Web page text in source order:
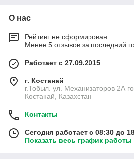
О нас
Рейтинг не сформирован
Менее 5 отзывов за последний
Работает с 27.09.2015
г. Костанай
г.Тобыл. ул. Механизаторов 2А
Костанай, Казахстан
Контакты
Сегодня работает с 08:30 до
Показать весь график работы